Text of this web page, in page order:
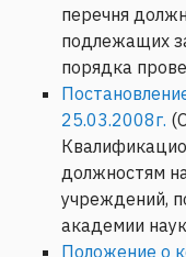
перечня
подлежащих
порядка
25.03.2008г.
должностям
учреждений,
академии
Положение о